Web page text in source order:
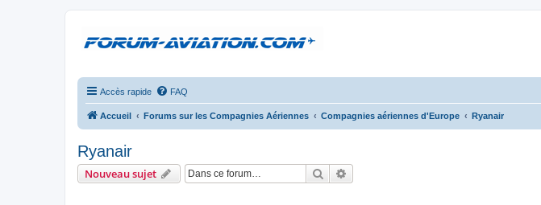
Accès rapide FAQ
Accueil Forums sur les Compagnies Aériennes Compagnies aériennes d'Europe Ryanair
Ryanair
Nouveau sujet Rechercher